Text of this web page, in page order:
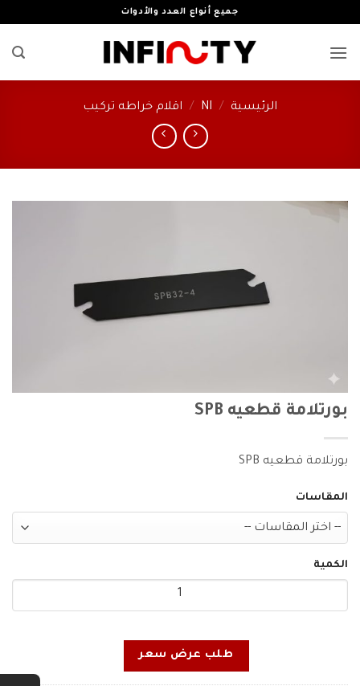
جميع أنواع العدد والأدوات
الرئيسية /
NI
/ اقلام خراطه تركيب
بورتلامة قطعيه SPB
بورتلامة قطعيه SPB
المقاسات
الكمية
طلب عرض سعر